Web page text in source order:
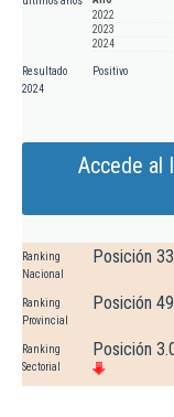
2022
2023
2024
Resultado
2024
Positivo
Accede al
Ranking
Nacional
Posición
Ranking
Provincial
Posición
Ranking
Sectorial
Posición